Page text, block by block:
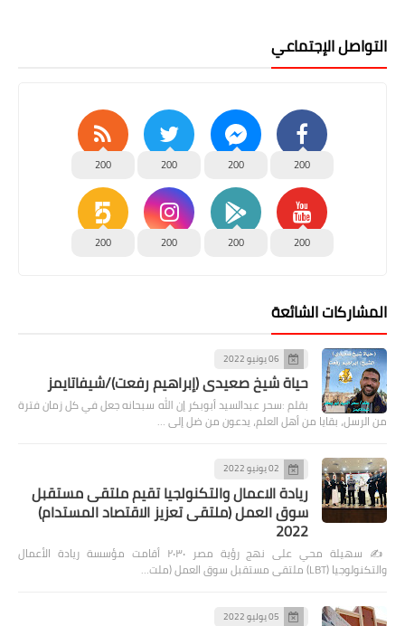
التواصل الإجتماعي
200
200
200
200
200
200
200
200
المشاركات الشائعة
06 يونيو 2022
حياة شيخ صعيدى (إبراهيم رفعت)/شيفاتايمز
بقلم :سحر عبدالسيد أبوبكر إن الله سبحانه جعل في كل زمان فترة
من الرسل، بقايا من أهل العلم، يدعون من ضل إلى …
02 يونيو 2022
ريادة الاعمال والتكنولجيا تقيم ملتقى مستقبل
سوق العمل (ملتقى تعزيز الاقتصاد المستدام)
2022
✍️ سهيلة محي على نهج رؤية مصر ٢٠٣٠ أقامت مؤسسة ريادة الأعمال
والتكنولوجيا (LBT) ملتقى مستقبل سوق العمل (ملت…
05 يوليو 2022